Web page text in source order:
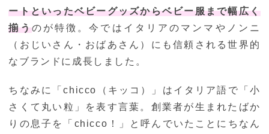
ートといったベビーグッズからベビー服まで幅広く
揃うのが特徴。今ではイタリアのマンマやノンニ
（おじいさん・おばあさん）にも信頼される世界的
なブランドに成長しました。
ちなみに「chicco（キッコ）」はイタリア語で「小
さくて丸い粒」を表す言葉。創業者が生まれたばか
りの息子を「chicco！」と呼んでいたことにちなん